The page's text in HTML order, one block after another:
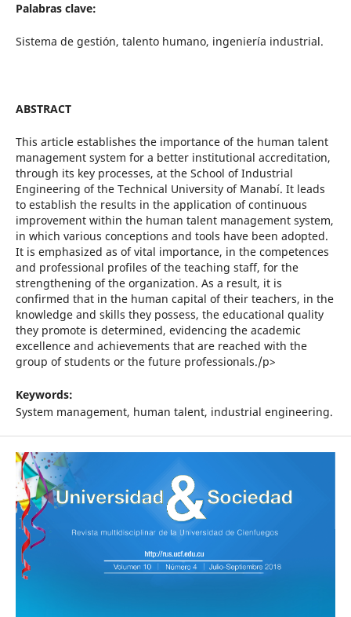
Palabras clave:
Sistema de gestión, talento humano, ingeniería industrial.
ABSTRACT
This article establishes the importance of the human talent
management system for a better institutional accreditation,
through its key processes, at the School of Industrial
Engineering of the Technical University of Manabí. It leads
to establish the results in the application of continuous
improvement within the human talent management system,
in which various conceptions and tools have been adopted.
It is emphasized as of vital importance, in the competences
and professional profiles of the teaching staff, for the
strengthening of the organization. As a result, it is
confirmed that in the human capital of their teachers, in the
knowledge and skills they possess, the educational quality
they promote is determined, evidencing the academic
excellence and achievements that are reached with the
group of students or the future professionals./p>
Keywords:
System management, human talent, industrial engineering.